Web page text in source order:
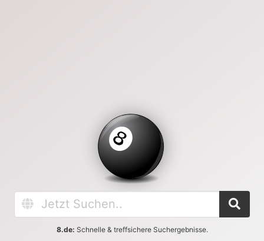
8.de: Schnelle & treffsichere Suchergebnisse.